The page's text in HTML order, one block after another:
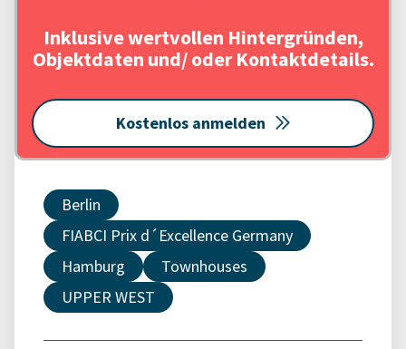
Inklusive wertvollen Hintergründen,
Objektdaten und/ oder Kontaktdetails.
Kostenlos anmelden
Berlin
FIABCI Prix d´Excellence Germany
Hamburg
Townhouses
UPPER WEST